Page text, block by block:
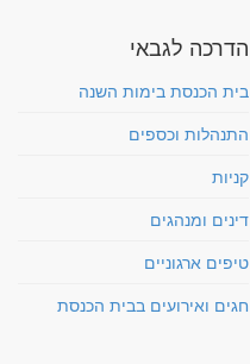
הדרכה לגבאי
בית הכנסת בימות השנה
התנהלות וכספים
קניות
דינים ומנהגים
טיפים ארגוניים
חגים ואירועים בבית הכנסת